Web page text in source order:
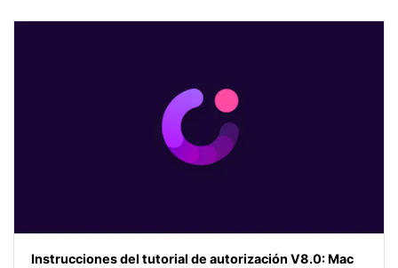
Instrucciones del tutorial de autorización V8.0: Mac